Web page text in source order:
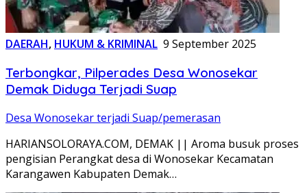
DAERAH, HUKUM & KRIMINAL 9 September 2025
Terbongkar, Pilperades Desa Wonosekar
Demak Diduga Terjadi Suap
Desa Wonosekar terjadi Suap/pemerasan
HARIANSOLORAYA.COM, DEMAK || Aroma busuk proses
pengisian Perangkat desa di Wonosekar Kecamatan
Karangawen Kabupaten Demak…